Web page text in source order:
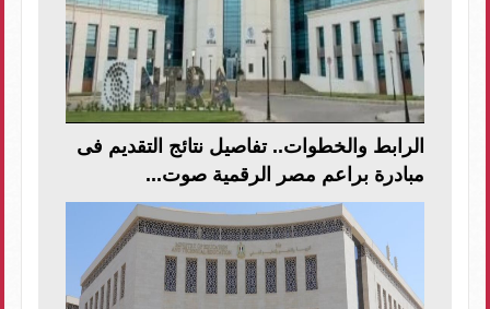
الرابط والخطوات.. تفاصيل نتائج التقديم فى
مبادرة براعم مصر الرقمية صوت...